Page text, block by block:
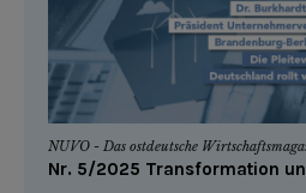
NUVO - Das ostdeutsche
Nr. 5/2025 Transformation